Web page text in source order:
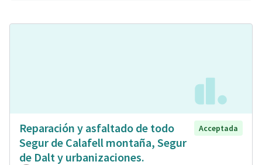
Reparación y asfaltado de todo
Segur de Calafell montaña, Segur
de Dalt y urbanizaciones.
Acceptada